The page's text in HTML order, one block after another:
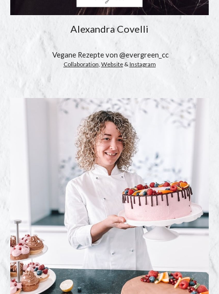
Alexandra Covelli
Vegane Rezepte von @evergreen_cc
Collaboration, Website & Instagram